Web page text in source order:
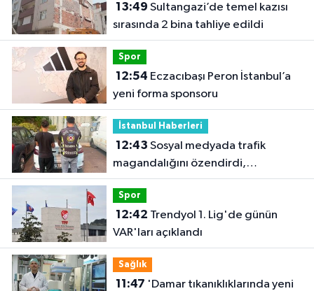
13:49
sırasında 2 bina tahliye edildi
Spor
12:54
yeni forma sponsoru
İstanbul Haberleri
12:43
magandalığını özendirdi,
ehliyetinden oldu: 72 bin lira ceza
Spor
12:42
VAR'ları açıklandı
Sağlık
11:47